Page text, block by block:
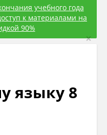
учебного года
к материалами на
90%
×
языку 8